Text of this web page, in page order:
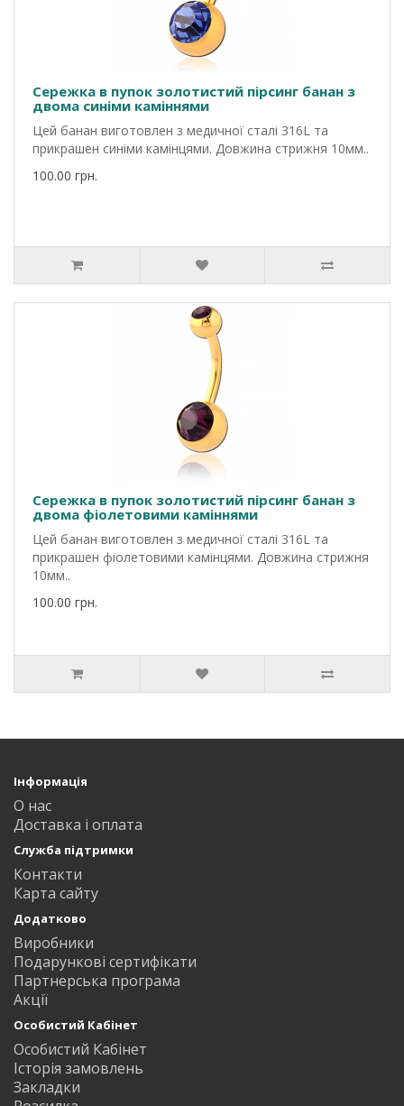
Сережка в пупок золотистий пірсинг банан з
двома синіми каміннями
Цей банан виготовлен з медичної сталі 316L та
прикрашен синіми камінцями. Довжина стрижня 10мм..
100.00 грн.
Сережка в пупок золотистий пірсинг банан з
двома фіолетовими каміннями
Цей банан виготовлен з медичної сталі 316L та
прикрашен фіолетовими камінцями. Довжина стрижня
10мм..
100.00 грн.
Інформація
О нас
Доставка і оплата
Служба підтримки
Контакти
Карта сайту
Додатково
Виробники
Подарункові сертифікати
Партнерська програма
Акції
Особистий Кабінет
Особистий Кабінет
Історія замовлень
Закладки